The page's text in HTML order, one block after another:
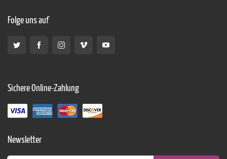
Folge uns auf
Sichere Online-Zahlung
Newsletter